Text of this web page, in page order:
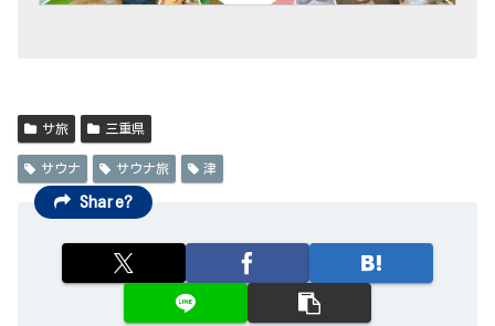
サ旅 三重県
サウナ サウナ旅 津
Share?